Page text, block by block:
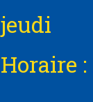
jeudi
Horaire :